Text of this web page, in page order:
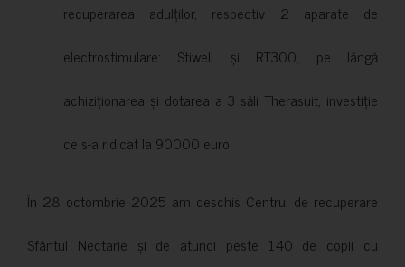
recuperarea adulților, respectiv 2 aparate de
electrostimulare: Stiwell și RT300, pe lângă
achiziționarea și dotarea a 3 săli Therasuit, investiție
ce s-a ridicat la 90000 euro.
În 28 octombrie 2025 am deschis Centrul de recuperare
Sfântul Nectarie și de atunci peste 140 de copii cu